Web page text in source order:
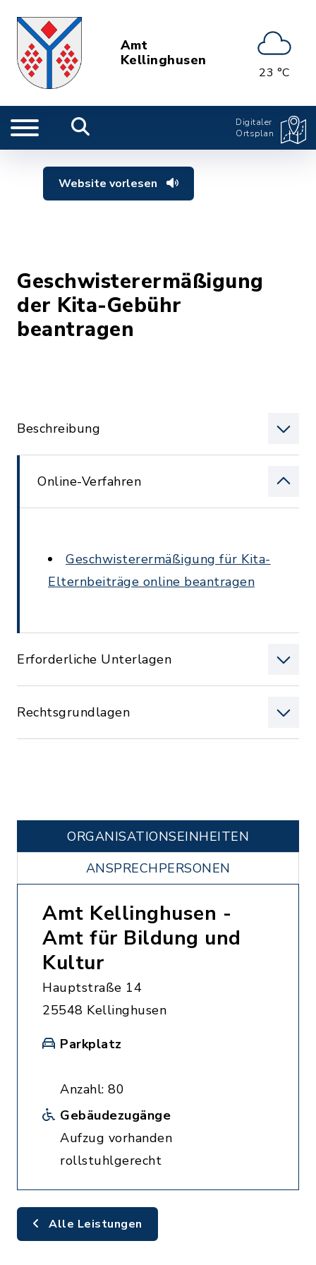
Amt
Kellinghusen
23 °C
Digitaler
Ortsplan
Website vorlesen
Geschwisterermäßigung
der Kita-Gebühr
beantragen
Beschreibung
Online-Verfahren
Geschwisterermäßigung für Kita-
Elternbeiträge online beantragen
Erforderliche Unterlagen
Rechtsgrundlagen
ORGANISATIONS­EINHEITEN
ANSPRECHPERSONEN
Amt Kellinghusen -
Amt für Bildung und
Kultur
Hauptstraße 14
25548 Kellinghusen
Parkplatz
Anzahl: 80
Gebäudezugänge
Aufzug vorhanden
rollstuhlgerecht
Alle Leistungen